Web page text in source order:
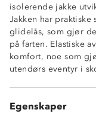
isolerende jakke
Jakken har praktiske
glidelås, som gjør
på farten. Elastiske
komfort, noe som
utendørs eventyr i
Egenskaper
Isolerende
2-veisstretch
Høy krage
2 sidelommer
1 brystlomme
Kontrastfelt på
Knagghempe i